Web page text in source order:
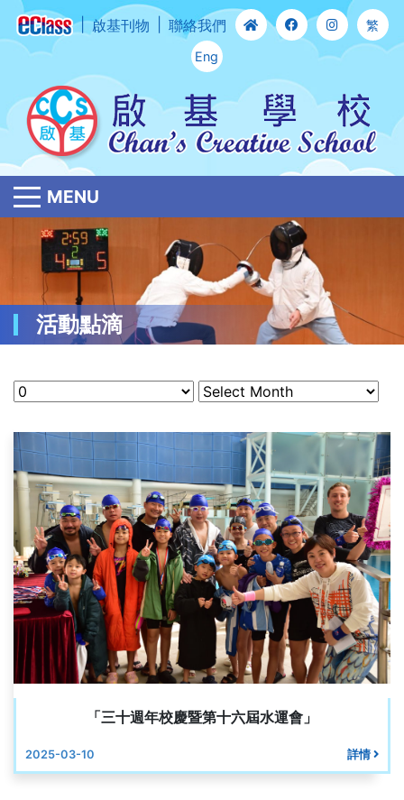
啟基刊物 聯絡我們 繁
Eng
MENU
活動點滴
「三十週年校慶暨第十六屆水運會」
2025-03-10 詳情